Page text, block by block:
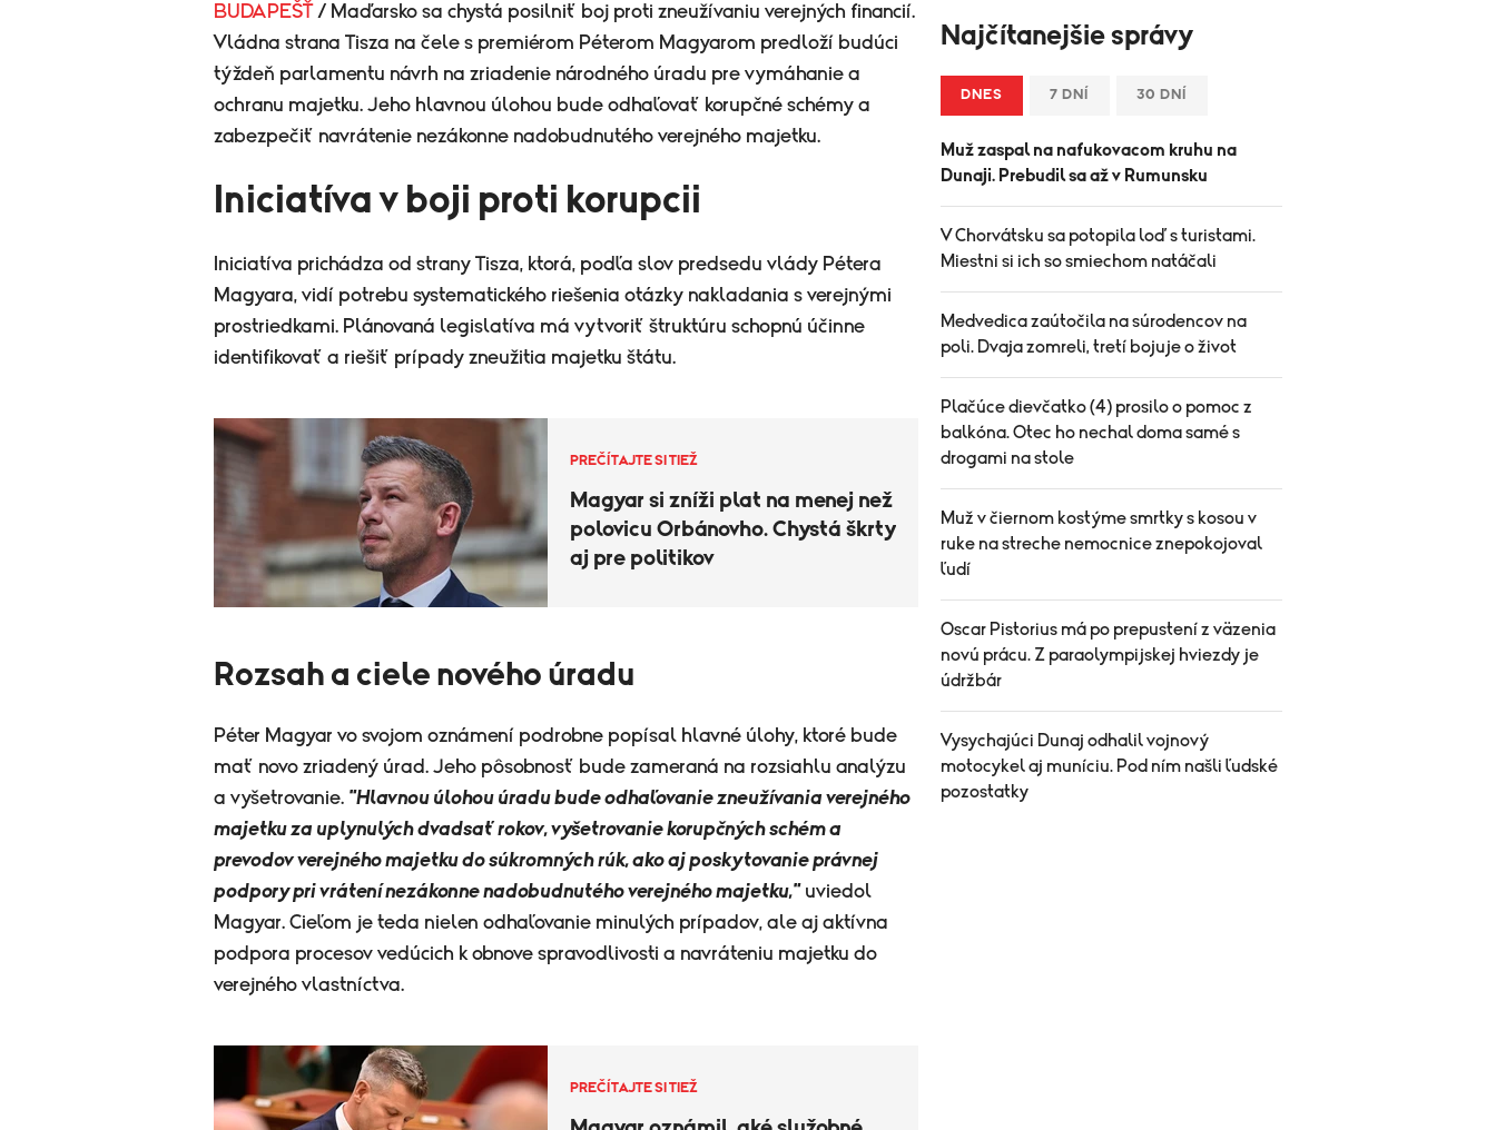
BUDAPEŠŤ/ Maďarsko sa chystá posilniť boj proti zneužívaniu verejných financií.
Vládna strana Tisza na čele s premiérom Péterom Magyarom predloží budúci
týždeň parlamentu návrh na zriadenie národného úradu pre vymáhanie a
ochranu majetku. Jeho hlavnou úlohou bude odhaľovať korupčné schémy a
zabezpečiť navrátenie nezákonne nadobudnutého verejného majetku.
Iniciatíva v boji proti korupcii
Iniciatíva prichádza od strany Tisza, ktorá, podľa slov predsedu vlády Pétera
Magyara, vidí potrebu systematického riešenia otázky nakladania s verejnými
prostriedkami. Plánovaná legislatíva má vytvoriť štruktúru schopnú účinne
identifikovať a riešiť prípady zneužitia majetku štátu.
PREČÍTAJTE SI TIEŽ
Magyar si zníži plat na menej než
polovicu Orbánovho. Chystá škrty
aj pre politikov
Rozsah a ciele nového úradu
Péter Magyar vo svojom oznámení podrobne popísal hlavné úlohy, ktoré bude
mať novo zriadený úrad. Jeho pôsobnosť bude zameraná na rozsiahlu analýzu
a vyšetrovanie. "Hlavnou úlohou úradu bude odhaľovanie zneužívania verejného
majetku za uplynulých dvadsať rokov, vyšetrovanie korupčných schém a
prevodov verejného majetku do súkromných rúk, ako aj poskytovanie právnej
podpory pri vrátení nezákonne nadobudnutého verejného majetku,"uviedol
Magyar. Cieľom je teda nielen odhaľovanie minulých prípadov, ale aj aktívna
podpora procesov vedúcich k obnove spravodlivosti a navráteniu majetku do
verejného vlastníctva.
PREČÍTAJTE SI TIEŽ
Najčítanejšie správy
DNES 7 DNÍ 30 DNÍ
Muž zaspal na nafukovacom kruhu na
Dunaji. Prebudil sa až v Rumunsku
V Chorvátsku sa potopila loď s turistami.
Miestni si ich so smiechom natáčali
Medvedica zaútočila na súrodencov na
poli. Dvaja zomreli, tretí bojuje o život
Plačúce dievčatko (4) prosilo o pomoc z
balkóna. Otec ho nechal doma samé s
drogami na stole
Muž v čiernom kostýme smrtky s kosou v
ruke na streche nemocnice znepokojoval
ľudí
Oscar Pistorius má po prepustení z väzenia
novú prácu. Z paraolympijskej hviezdy je
údržbár
Vysychajúci Dunaj odhalil vojnový
motocykel aj muníciu. Pod ním našli ľudské
pozostatky